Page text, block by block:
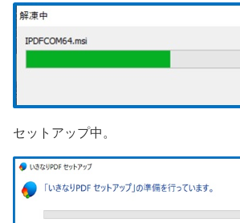
セットアップ中。